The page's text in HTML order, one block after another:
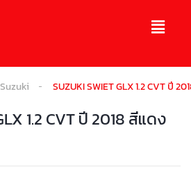
Suzuki SUZUKI SWIET GLX 1.2 CVT ปี
1.2 CVT ปี 2018 สีแดง